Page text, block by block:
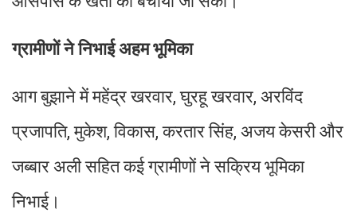
ग्रामीणों ने निभाई अहम भूमिका
आग बुझाने में महेंद्र खरवार, घुरहू खरवार, अरविंद
प्रजापति, मुकेश, विकास, करतार सिंह, अजय केसरी और
जब्बार अली सहित कई ग्रामीणों ने सक्रिय भूमिका
निभाई।